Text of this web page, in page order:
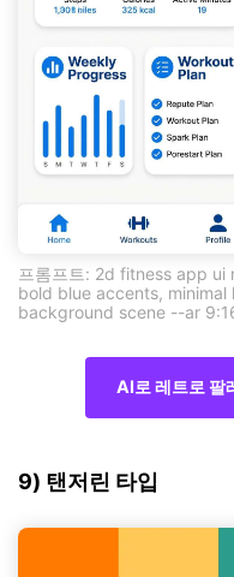
프롬프트: 2d fitness app
bold blue accents,
background scene --ar
AI로 레트로 팔
9) 탠저린 타입